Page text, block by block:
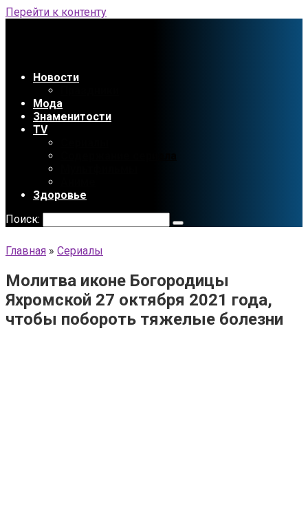
Перейти к контенту
Новости
Мода
Знаменитости
TV
Здоровье
Поиск:
Главная » Сериалы
Молитва иконе Богородицы
Яхромской 27 октября 2021 года,
чтобы побороть тяжелые болезни